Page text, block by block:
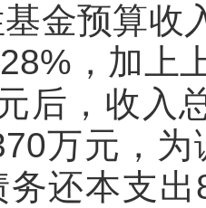
金预算收
，加上
后，收入
万元，
务还本支